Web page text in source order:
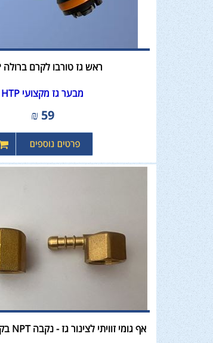
ראש גז טורבו לקרם ברולה HTP
מבער גז מקצועי HTP
59
₪
אף גומי זוויתי לצינור גז - נקבה NPT בקטרים 3/4"-1/8"